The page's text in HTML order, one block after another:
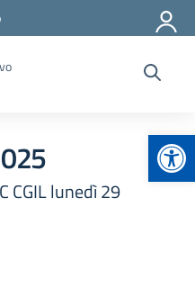
CGIL lunedì 29